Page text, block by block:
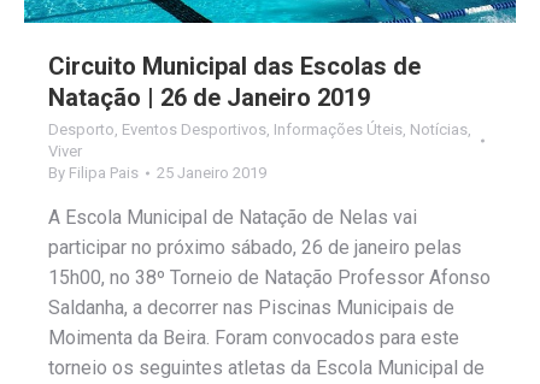
Circuito Municipal das Escolas de
Natação | 26 de Janeiro 2019
Desporto, Eventos Desportivos, Informações Úteis, Notícias,
Viver
By Filipa Pais 25 Janeiro 2019
A Escola Municipal de Natação de Nelas vai
participar no próximo sábado, 26 de janeiro pelas
15h00, no 38º Torneio de Natação Professor Afonso
Saldanha, a decorrer nas Piscinas Municipais de
Moimenta da Beira. Foram convocados para este
torneio os seguintes atletas da Escola Municipal de